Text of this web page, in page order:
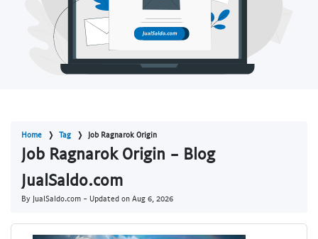
Home Tag Job Ragnarok Origin
Job Ragnarok Origin - Blog
JualSaldo.com
By JualSaldo.com - Updated on Aug 6, 2026